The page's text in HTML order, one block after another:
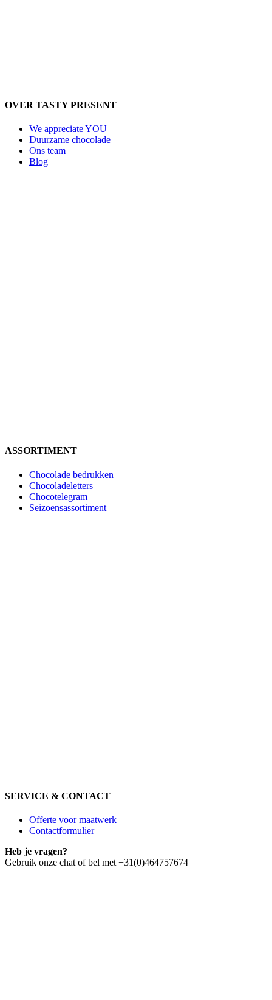
OVER TASTY PRESENT
We appreciate YOU
Duurzame chocolade
Ons team
Blog
ASSORTIMENT
Chocolade bedrukken
Chocoladeletters
Chocotelegram
Seizoensassortiment
SERVICE & CONTACT
Offerte voor maatwerk
Contactformulier
Heb je vragen?
Gebruik onze chat of bel met +31(0)464757674